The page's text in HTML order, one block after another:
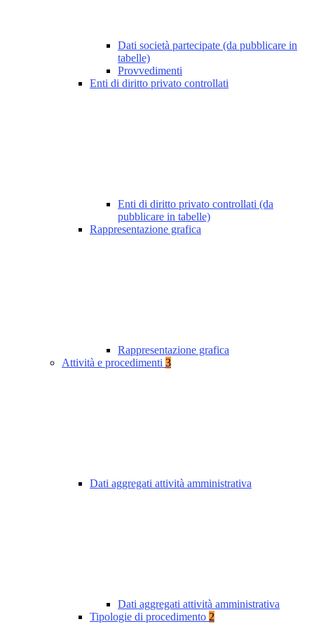
Dati società partecipate (da pubblicare in
tabelle)
Provvedimenti
Enti di diritto privato controllati
Enti di diritto privato controllati (da
pubblicare in tabelle)
Rappresentazione grafica
Rappresentazione grafica
Attività e procedimenti 3
Dati aggregati attività amministrativa
Dati aggregati attività amministrativa
Tipologie di procedimento 2